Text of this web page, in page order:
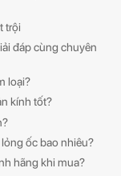
trội
đáp cùng chuyên
loại?
kính tốt?
ốc bao nhiêu?
hãng khi mua?